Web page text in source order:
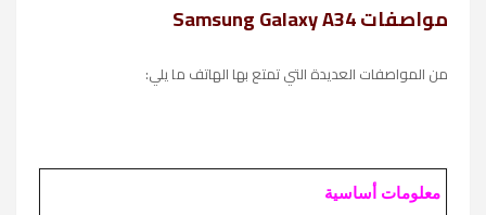
مواصفات Samsung Galaxy A34
من المواصفات العديدة التي تمتع بها الهاتف ما يلي:
معلومات أساسية